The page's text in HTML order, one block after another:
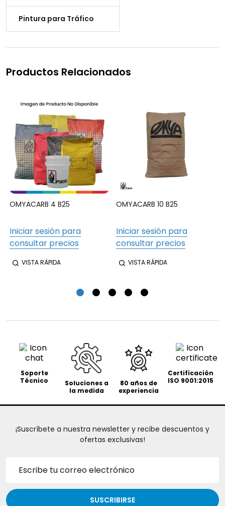
Pintura para Tráfico
Productos Relacionados
OMYACARB 4 B25
Iniciar sesión para
consultar precios
VISTA RÁPIDA
OMYACARB 10 B25
Iniciar sesión para
consultar precios
VISTA RÁPIDA
Soporte
Técnico
Soluciones a
la medida
80 años de
experiencia
Certificación
ISO 9001:2015
¡Suscríbete a nuestra newsletter y recibe descuentos y
ofertas exclusivas!
correo
electrónico
SUSCRIBIRSE